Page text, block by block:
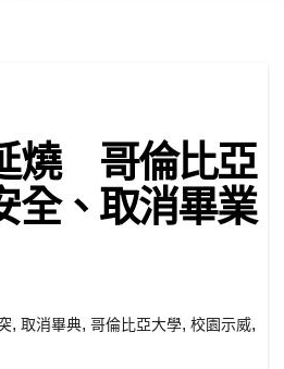
燒 哥倫比亞
全、取消畢業
, 取消畢典, 哥倫比亞大學, 校園示威,